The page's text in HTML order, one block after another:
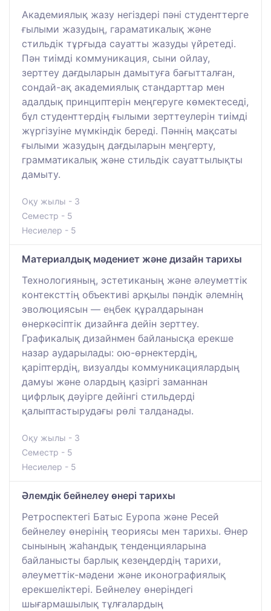
Академиялық жазу негіздері пәні студенттерге
ғылыми жазудың, гараматикалық және
стильдік тұрғыда сауатты жазуды үйретеді.
Пән тиімді коммуникация, сыни ойлау,
зерттеу дағдыларын дамытуға бағытталған,
сондай-ақ академиялық стандарттар мен
адалдық принциптерін меңгеруге көмектеседі,
бұл студенттердің ғылыми зерттеулерін тиімді
жүргізуіне мүмкіндік береді. Пәннің мақсаты
ғылыми жазудың дағдыларын меңгерту,
грамматикалық және стильдік сауаттылықты
дамыту.
Оқу жылы - 3
Семестр - 5
Несиелер - 5
Материалдық мәдениет және дизайн тарихы
Технологияның, эстетиканың және әлеуметтік
контексттің объективі арқылы пәндік әлемнің
эволюциясын — еңбек құралдарынан
өнеркәсіптік дизайнға дейін зерттеу.
Графикалық дизайнмен байланысқа ерекше
назар аударылады: ою-өрнектердің,
қаріптердің, визуалды коммуникациялардың
дамуы және олардың қазіргі заманнан
цифрлық дәуірге дейінгі стильдерді
қалыптастырудағы рөлі талданады.
Оқу жылы - 3
Семестр - 5
Несиелер - 5
Әлемдік бейнелеу өнері тарихы
Ретроспектегі Батыс Еуропа және Ресей
бейнелеу өнерінің теориясы мен тарихы. Өнер
сынының жаһандық тенденцияларына
байланысты барлық кезеңдердің тарихи,
әлеуметтік-мәдени және иконографиялық
ерекшеліктері. Бейнелеу өнеріндегі
шығармашылық тұлғалардың